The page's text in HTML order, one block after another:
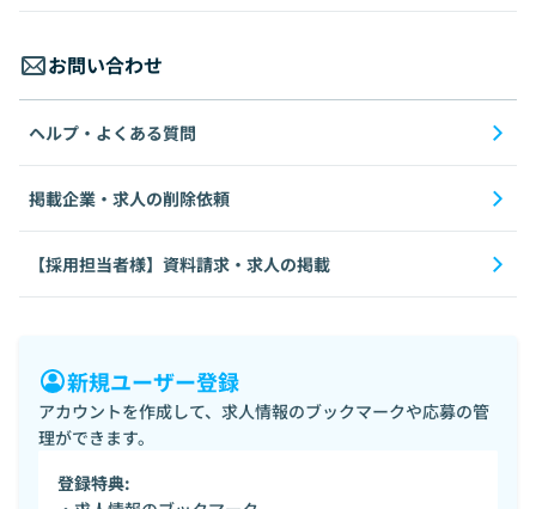
お問い合わせ
ヘルプ・よくある質問
掲載企業・求人の削除依頼
【採用担当者様】資料請求・求人の掲載
新規ユーザー登録
アカウントを作成して、求人情報のブックマークや応募の管
理ができます。
登録特典: